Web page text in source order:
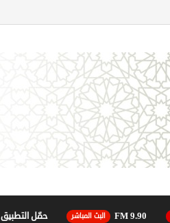
90.FM 9 البث المباشر حمّل التطبيق